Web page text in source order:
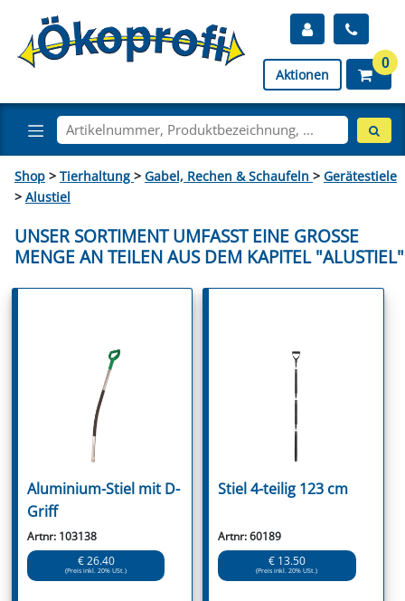
Aktionen
0
Shop > Tierhaltung > Gabel, Rechen & Schaufeln > Gerätestiele
> Alustiel
UNSER SORTIMENT UMFASST EINE GROSSE M
ENGE AN TEILEN AUS DEM KAPITEL "ALUSTIEL"
Aluminium-Stiel mit D-
Griff
Artnr: 103138
€ 26.40
(Preis inkl. 20% USt.)
Stiel 4-teilig 123 cm
Artnr: 60189
€ 13.50
(Preis inkl. 20% USt.)